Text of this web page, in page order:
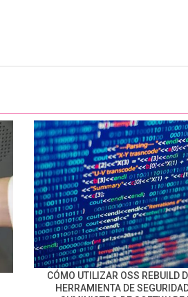
CÓMO UTILIZAR OSS REBUILD
HERRAMIENTA DE